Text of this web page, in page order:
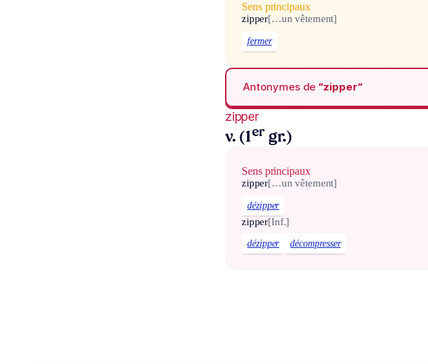
Sens principaux
zipper[…un vêtement]
fermer
Antonymes de “zipper“
zipper
v. (1er gr.)
Sens principaux
zipper[…un vêtement]
dézipper
zipper[Inf.]
dézipper décompresser